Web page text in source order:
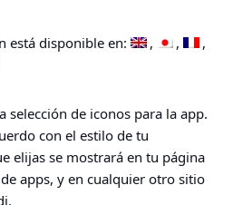
está disponible en:
selección de iconos para la app.
con el estilo de tu
elijas se mostrará en tu página
apps, y en cualquier otro sitio